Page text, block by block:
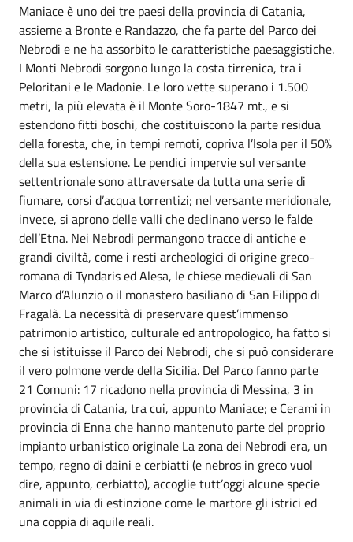
Maniace è uno dei tre paesi della provincia di Catania,
assieme a Bronte e Randazzo, che fa parte del Parco dei
Nebrodi e ne ha assorbito le caratteristiche paesaggistiche.
I Monti Nebrodi sorgono lungo la costa tirrenica, tra i
Peloritani e le Madonie. Le loro vette superano i 1.500
metri, la più elevata è il Monte Soro-1847 mt., e si
estendono fitti boschi, che costituiscono la parte residua
della foresta, che, in tempi remoti, copriva l’Isola per il 50%
della sua estensione. Le pendici impervie sul versante
settentrionale sono attraversate da tutta una serie di
fiumare, corsi d’acqua torrentizi; nel versante meridionale,
invece, si aprono delle valli che declinano verso le falde
dell’Etna. Nei Nebrodi permangono tracce di antiche e
grandi civiltà, come i resti archeologici di origine greco-
romana di Tyndaris ed Alesa, le chiese medievali di San
Marco d’Alunzio o il monastero basiliano di San Filippo di
Fragalà. La necessità di preservare quest’immenso
patrimonio artistico, culturale ed antropologico, ha fatto si
che si istituisse il Parco dei Nebrodi, che si può considerare
il vero polmone verde della Sicilia. Del Parco fanno parte
21 Comuni: 17 ricadono nella provincia di Messina, 3 in
provincia di Catania, tra cui, appunto Maniace; e Cerami in
provincia di Enna che hanno mantenuto parte del proprio
impianto urbanistico originale La zona dei Nebrodi era, un
tempo, regno di daini e cerbiatti (e nebros in greco vuol
dire, appunto, cerbiatto), accoglie tutt’oggi alcune specie
animali in via di estinzione come le martore gli istrici ed
una coppia di aquile reali.